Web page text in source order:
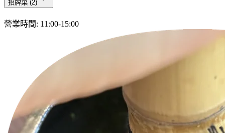
招牌菜 (2)
營業時間: 11:00-15:00